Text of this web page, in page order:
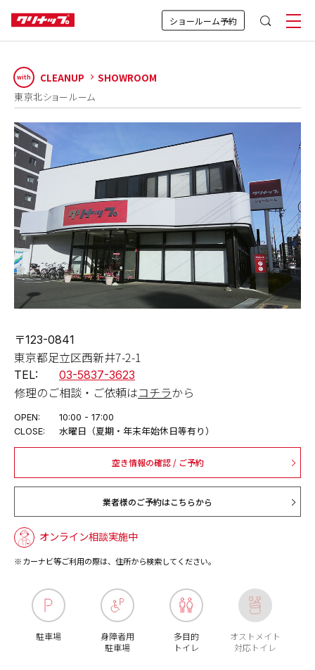
ショールーム予約
with CLEANUP SHOWROOM
東京北ショールーム
〒123-0841
東京都足立区西新井7-2-1
TEL: 03-5837-3623
修理のご相談・ご依頼はコチラから
OPEN:
10:00 - 17:00
CLOSE:
水曜日（夏期・年末年始休日等有り）
空き情報の確認 / ご予約
業者様のご予約はこちらから
オンライン相談実施中
カーナビ等ご利用の際は、住所から検索してください。
駐車場
身障者用
駐車場
多目的
トイレ
オストメイト
対応トイレ